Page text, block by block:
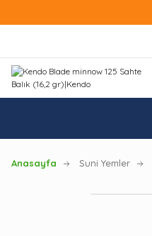
Anasayfa Suni Yemler